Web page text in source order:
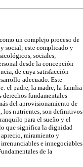
un complejo proceso de
social; este complicado y
sociales,
desde la concepción
de cuya satisfacción
adecuado. Este
el padre, la madre, la familia
fundamentales
del aprovisionamiento de
los nutrientes, son definitivos
para el sueño y el
que significa la dignidad
aprecio, miramiento y
e innegociables
de la